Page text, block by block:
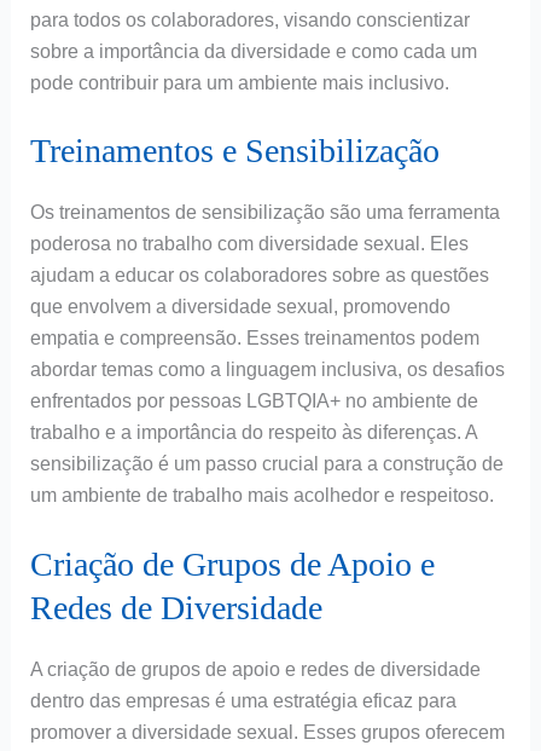
para todos os colaboradores, visando conscientizar
sobre a importância da diversidade e como cada um
pode contribuir para um ambiente mais inclusivo.
Treinamentos e Sensibilização
Os treinamentos de sensibilização são uma ferramenta
poderosa no trabalho com diversidade sexual. Eles
ajudam a educar os colaboradores sobre as questões
que envolvem a diversidade sexual, promovendo
empatia e compreensão. Esses treinamentos podem
abordar temas como a linguagem inclusiva, os desafios
enfrentados por pessoas LGBTQIA+ no ambiente de
trabalho e a importância do respeito às diferenças. A
sensibilização é um passo crucial para a construção de
um ambiente de trabalho mais acolhedor e respeitoso.
Criação de Grupos de Apoio e
Redes de Diversidade
A criação de grupos de apoio e redes de diversidade
dentro das empresas é uma estratégia eficaz para
promover a diversidade sexual. Esses grupos oferecem